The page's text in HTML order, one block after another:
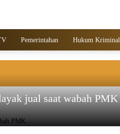
Pemerintahan Hukum Kriminal
jual saat wabah PMK